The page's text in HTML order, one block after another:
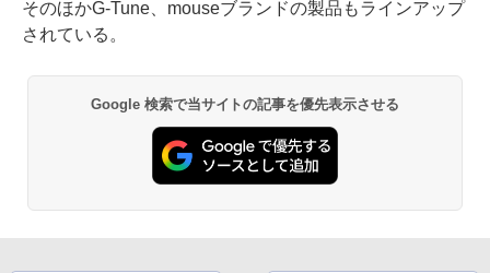
そのほかG-Tune、mouseブランドの製品もラインアップ
されている。
Google 検索で当サイトの記事を優先表示させる